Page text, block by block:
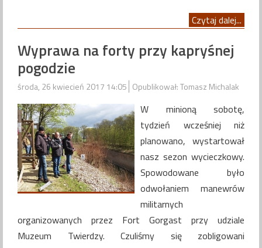
Czytaj dalej...
Wyprawa na forty przy kapryśnej
pogodzie
środa, 26 kwiecień 2017 14:05 Opublikował: Tomasz Michalak
W minioną sobotę,
tydzień wcześniej niż
planowano, wystartował
nasz sezon wycieczkowy.
Spowodowane było
odwołaniem manewrów
militarnych
organizowanych przez Fort Gorgast przy udziale
Muzeum Twierdzy. Czuliśmy się zobligowani